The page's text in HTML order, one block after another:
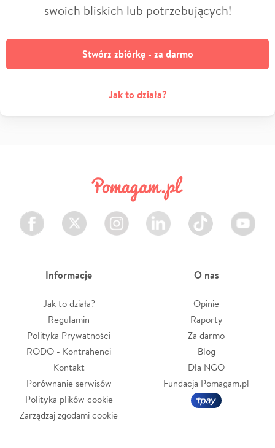
swoich bliskich lub potrzebujących!
Stwórz zbiórkę - za darmo
Jak to działa?
Facebook Twitter Instagram LinkedIn TikTok Youtube
Informacje
Jak to działa?
Regulamin
Polityka Prywatności
RODO - Kontrahenci
Kontakt
Porównanie serwisów
Polityka plików cookie
Zarządzaj zgodami cookie
O nas
Opinie
Raporty
Za darmo
Blog
Dla NGO
Fundacja Pomagam.pl